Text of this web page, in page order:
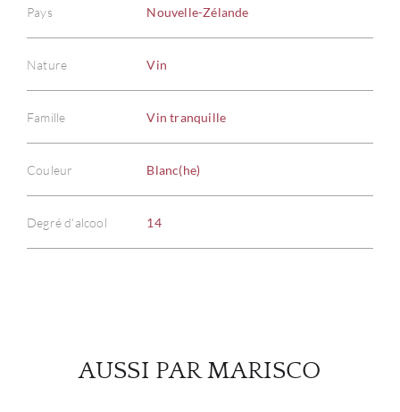
Pays Nouvelle-Zélande
Nature Vin
Famille Vin tranquille
Couleur Blanc(he)
Degré d'alcool 14
AUSSI PAR MARISCO